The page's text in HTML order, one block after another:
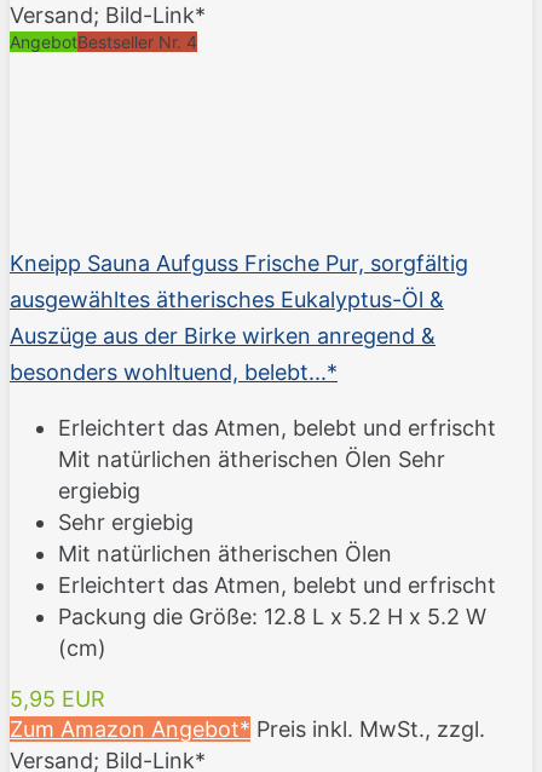
Versand; Bild-Link*
AngebotBestseller Nr. 4
Kneipp Sauna Aufguss Frische Pur, sorgfältig
ausgewähltes ätherisches Eukalyptus-Öl &
Auszüge aus der Birke wirken anregend &
besonders wohltuend, belebt...*
Erleichtert das Atmen, belebt und erfrischt
Mit natürlichen ätherischen Ölen Sehr
ergiebig
Sehr ergiebig
Mit natürlichen ätherischen Ölen
Erleichtert das Atmen, belebt und erfrischt
Packung die Größe: 12.8 L x 5.2 H x 5.2 W
(cm)
5,95 EUR
Zum Amazon Angebot* Preis inkl. MwSt., zzgl.
Versand; Bild-Link*